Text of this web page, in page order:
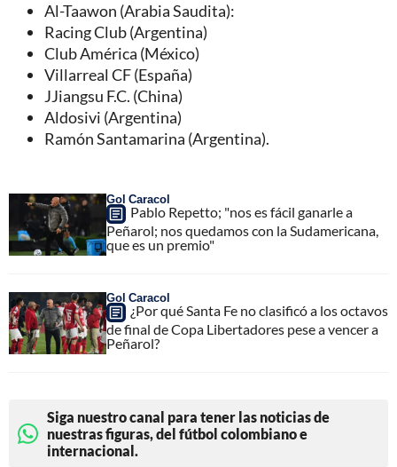
Al-Taawon (Arabia Saudita):
Racing Club (Argentina)
Club América (México)
Villarreal CF (España)
JJiangsu F.C. (China)
Aldosivi (Argentina)
Ramón Santamarina (Argentina).
Gol Caracol
Pablo Repetto; "nos es fácil ganarle a
Peñarol; nos quedamos con la Sudamericana,
que es un premio"
Gol Caracol
¿Por qué Santa Fe no clasificó a los octavos
de final de Copa Libertadores pese a vencer a
Peñarol?
Siga nuestro canal para tener las noticias de
nuestras figuras, del fútbol colombiano e
internacional.